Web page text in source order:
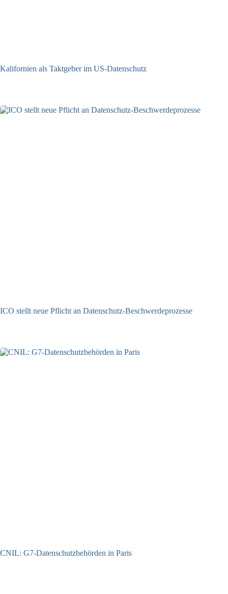
Kalifornien als Taktgeber im US-Datenschutz
ICO stellt neue Pflicht an Datenschutz-Beschwerdeprozesse
CNIL: G7-Datenschutzbehörden in Paris